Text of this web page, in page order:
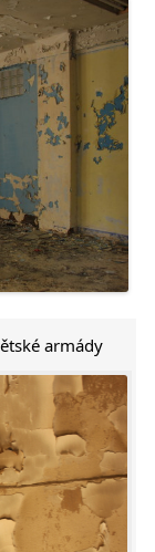
armády